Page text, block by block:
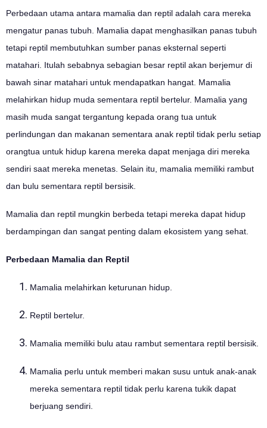
Perbedaan utama antara mamalia dan reptil adalah cara mereka
mengatur panas tubuh. Mamalia dapat menghasilkan panas tubuh
tetapi reptil membutuhkan sumber panas eksternal seperti
matahari. Itulah sebabnya sebagian besar reptil akan berjemur di
bawah sinar matahari untuk mendapatkan hangat. Mamalia
melahirkan hidup muda sementara reptil bertelur. Mamalia yang
masih muda sangat tergantung kepada orang tua untuk
perlindungan dan makanan sementara anak reptil tidak perlu setiap
orangtua untuk hidup karena mereka dapat menjaga diri mereka
sendiri saat mereka menetas. Selain itu, mamalia memiliki rambut
dan bulu sementara reptil bersisik.
Mamalia dan reptil mungkin berbeda tetapi mereka dapat hidup
berdampingan dan sangat penting dalam ekosistem yang sehat.
Perbedaan Mamalia dan Reptil
Mamalia melahirkan keturunan hidup.
Reptil bertelur.
Mamalia memiliki bulu atau rambut sementara reptil bersisik.
Mamalia perlu untuk memberi makan susu untuk anak-anak
mereka sementara reptil tidak perlu karena tukik dapat
berjuang sendiri.